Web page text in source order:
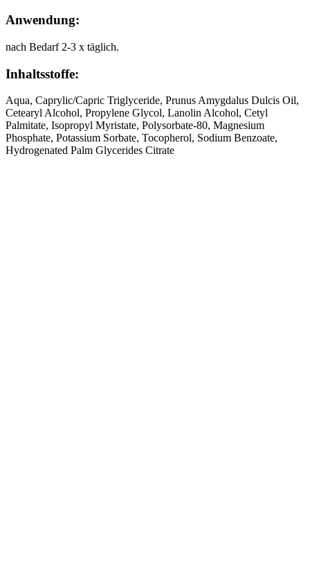
Anwendung:
nach Bedarf 2-3 x täglich.
Inhaltsstoffe:
Aqua, Caprylic/Capric Triglyceride, Prunus Amygdalus Dulcis Oil,
Cetearyl Alcohol, Propylene Glycol, Lanolin Alcohol, Cetyl
Palmitate, Isopropyl Myristate, Polysorbate-80, Magnesium
Phosphate, Potassium Sorbate, Tocopherol, Sodium Benzoate,
Hydrogenated Palm Glycerides Citrate